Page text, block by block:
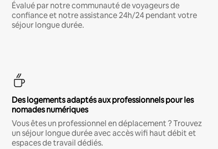
Évalué par notre communauté de voyageurs de
confiance et notre assistance 24h/24 pendant votre
séjour longue durée.
Des logements adaptés aux professionnels pour les
nomades numériques
Vous êtes un professionnel en déplacement ? Trouvez
un séjour longue durée avec accès wifi haut débit et
espaces de travail dédiés.